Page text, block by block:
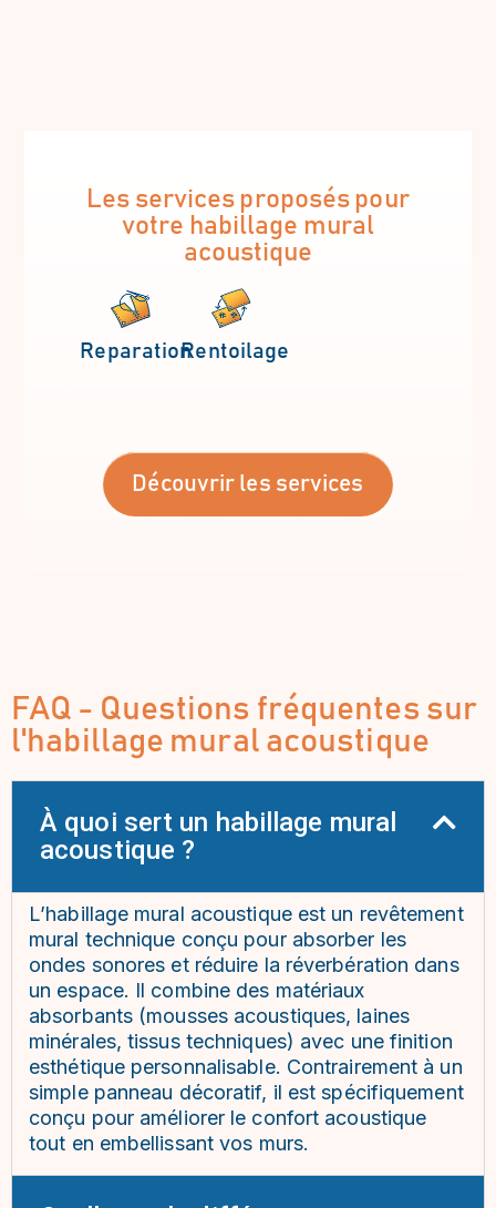
Les services proposés pour
votre habillage mural
acoustique
ReparationRentoilage
Découvrir les services
FAQ - Questions fréquentes sur
l'habillage mural acoustique
À quoi sert un habillage mural
acoustique ?
L’habillage mural acoustique est un revêtement
mural technique conçu pour absorber les
ondes sonores et réduire la réverbération dans
un espace. Il combine des matériaux
absorbants (mousses acoustiques, laines
minérales, tissus techniques) avec une finition
esthétique personnalisable. Contrairement à un
simple panneau décoratif, il est spécifiquement
conçu pour améliorer le confort acoustique
tout en embellissant vos murs.